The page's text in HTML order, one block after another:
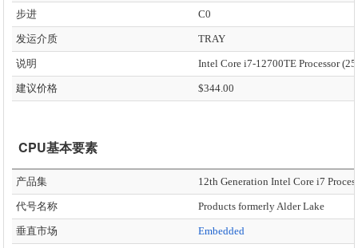
步进 C0
发运介质 TRAY
说明
建议价格 $344.00
CPU基本要素
产品集 12th Generation Intel Core i7
代号名称 Products formerly Alder Lake
垂直市场 Embedded